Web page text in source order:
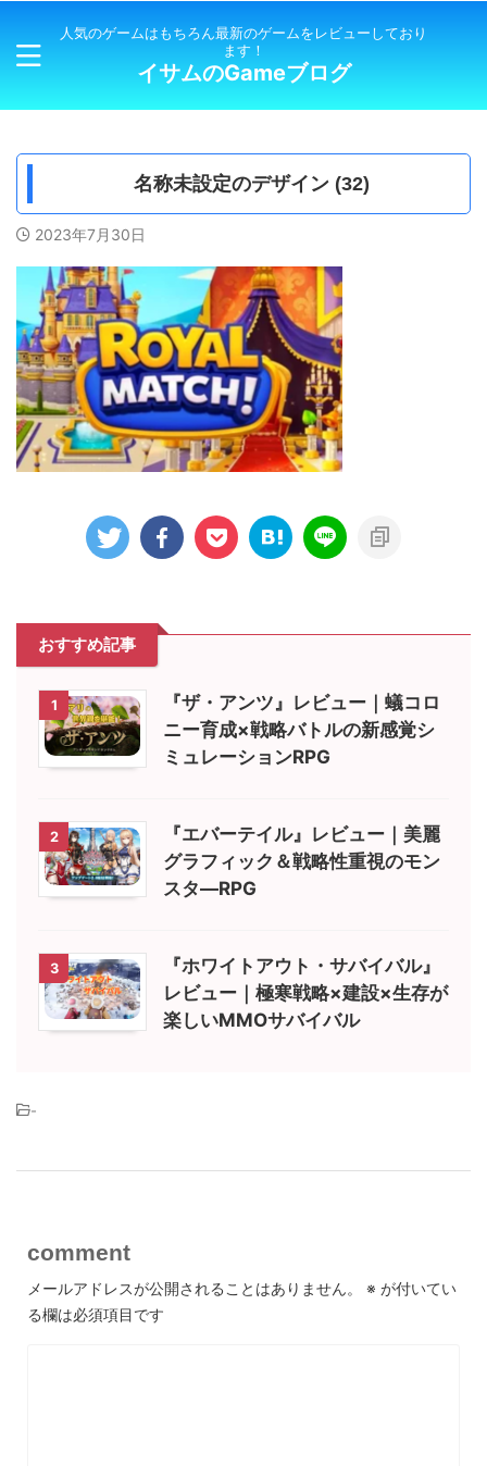
人気のゲームはもちろん最新のゲームをレビューしており
ます！
イサムのGameブログ
名称未設定のデザイン (32)
2023年7月30日
おすすめ記事
1
『ザ・アンツ』レビュー｜蟻コロ
ニー育成×戦略バトルの新感覚シ
ミュレーションRPG
2
『エバーテイル』レビュー｜美麗
グラフィック＆戦略性重視のモン
スタ―RPG
3
『ホワイトアウト・サバイバル』
レビュー｜極寒戦略×建設×生存が
楽しいMMOサバイバル
-
comment
メールアドレスが公開されることはありません。 ※ が付いてい
る欄は必須項目です